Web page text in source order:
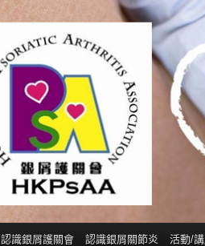
認識銀屑護關會 認識銀屑關節炎 活動/